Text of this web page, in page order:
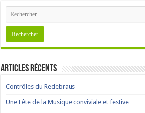
Articles récents
Contrôles du Redebraus
Une Fête de la Musique conviviale et festive